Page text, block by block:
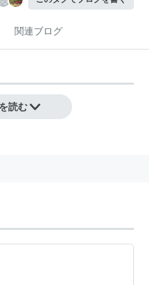
関連ブログ
読む